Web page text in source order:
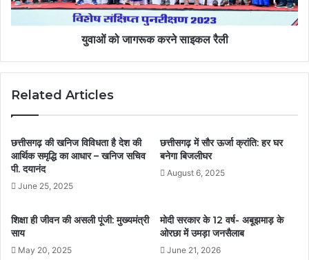
युवाओं को जागरूक करने साइकल रैली
Related Articles
छत्तीसगढ़ की खनिज विविधता है देश की
आर्थिक समृद्धि का आधार – खनिज सचिव
पी. दयानंद
June 25, 2025
छत्तीसगढ़ में सौर ऊर्जा क्रांति: हर घर
बनेगा बिजलीघर
August 6, 2025
शिक्षा ही जीवन की असली पूंजी: मुख्यमंत्री
साय
May 20, 2025
मोदी सरकार के 12 वर्ष- अबूझमाड़ के
ओरछा में उमड़ा जनसैलाब
June 21, 2026